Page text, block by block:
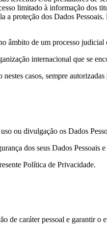
limitado à informação dos
proteção dos Dados
âmbito de um processo
internacional que se
casos, sempre
ou divulgação os Dados
dos seus Dados
Política de Privacidade.
de caráter pessoal e garantir o